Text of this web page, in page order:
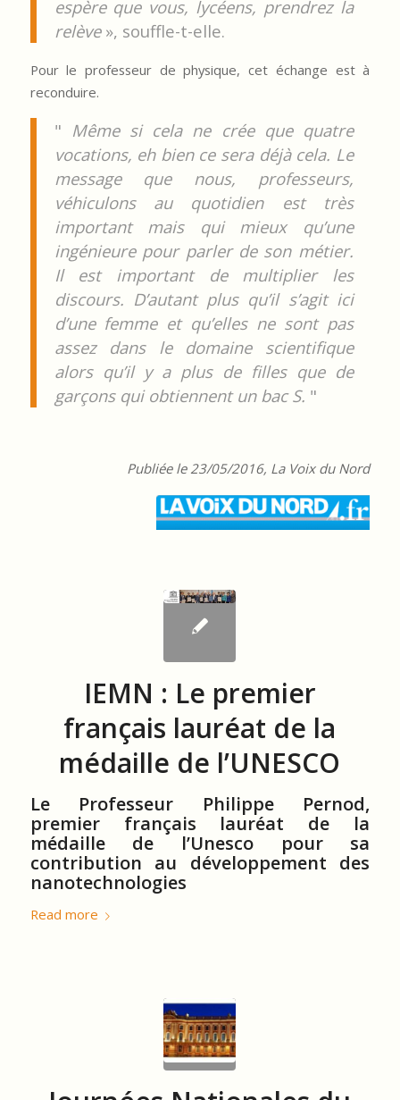
espère que vous, lycéens, prendrez la
relève», souffle-t-elle.
Pour le professeur de physique, cet échange est à
reconduire.
" Même si cela ne crée que quatre
vocations, eh bien ce sera déjà cela. Le
message que nous, professeurs,
véhiculons au quotidien est très
important mais qui mieux qu’une
ingénieure pour parler de son métier.
Il est important de multiplier les
discours. D’autant plus qu’il s’agit ici
d’une femme et qu’elles ne sont pas
assez dans le domaine scientifique
alors qu’il y a plus de filles que de
garçons qui obtiennent un bac S. "
Publiée le 23/05/2016, La Voix du Nord
IEMN : Le premier
français lauréat de la
médaille de l’UNESCO
Le Professeur Philippe Pernod,
premier français lauréat de la
médaille de l’Unesco pour sa
contribution au développement des
nanotechnologies
Read more